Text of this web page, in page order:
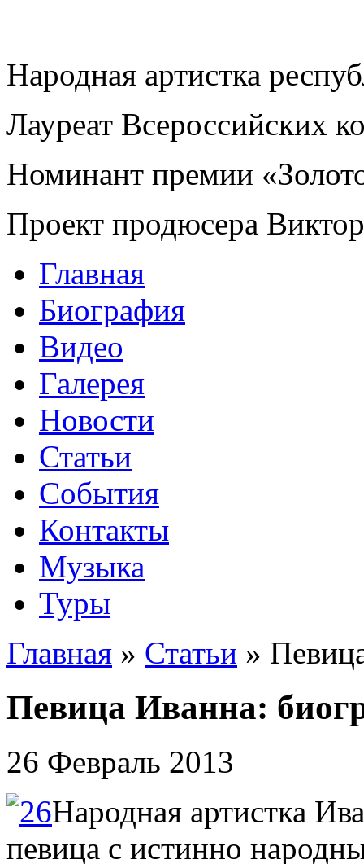
Народная артистка
Лауреат Всероссийских
Номинант премии
Проект продюсера
Главная
Биография
Видео
Галерея
Новости
Статьи
События
Контакты
Музыка
Туры
Главная » Статьи »
Певица Иванна:
26 Февраль 2013
Народная артистка
певица с истинно